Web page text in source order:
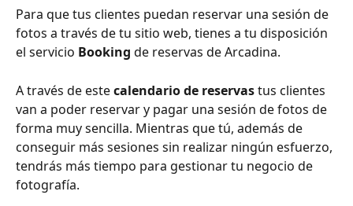
Para que tus clientes puedan reservar una sesión de
fotos a través de tu sitio web, tienes a tu disposición
el servicio Booking de reservas de Arcadina.
A través de este calendario de reservas tus clientes
van a poder reservar y pagar una sesión de fotos de
forma muy sencilla. Mientras que tú, además de
conseguir más sesiones sin realizar ningún esfuerzo,
tendrás más tiempo para gestionar tu negocio de
fotografía.